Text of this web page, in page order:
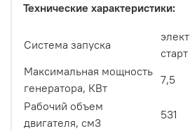
Технические характеристики:
Система запуска
старт
Максимальная мощность
генератора, КВт
7,5
Рабочий объем
двигателя, см3
531